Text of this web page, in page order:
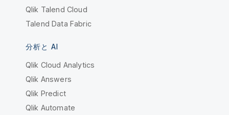
Qlik Talend Cloud
Talend Data Fabric
分析と AI
Qlik Cloud Analytics
Qlik Answers
Qlik Predict
Qlik Automate